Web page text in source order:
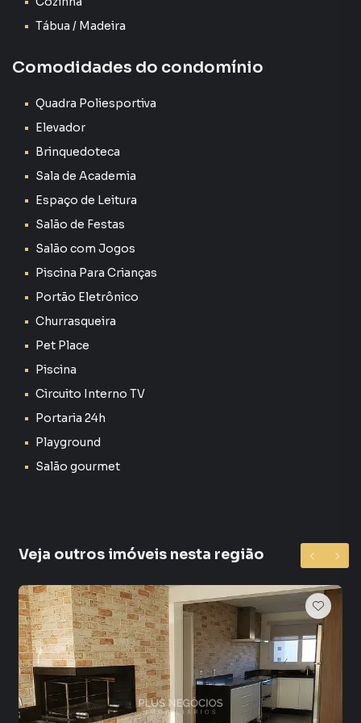
Playground e brinquedoteca
Salão de festas
Quadra poliesportiva
Gás encanado
Portaria 24 horas
Bairro com o metro quadrado mais valorizado da cidade
Próximo aos parques Campolim e Kasato Maru
Comércio, escolas, restaurantes e serviços a poucos
minutos
Ideal para famílias que valorizam qualidade de vida,
segurança e bem-estar
diferenciais que fazem a diferença no dia a dia. Perfeito
para quem busca exclusividade ou para quem deseja
Agende sua visita agora mesmo e venha se encantar
pessoalmente com esse imóvel único no Portal da Colina.
Apartamento para Venda em região valorizada do bairro
Jardim Judith, em Sorocaba. Não encontrou o que
Tábua / Madeira
Comodidades do condomínio
Quadra Poliesportiva
Elevador
Brinquedoteca
Sala de Academia
Espaço de Leitura
Salão de Festas
Salão com Jogos
Piscina Para Crianças
Portão Eletrônico
Churrasqueira
Pet Place
Piscina
Circuito Interno TV
Portaria 24h
Playground
Salão gourmet
Veja outros imóveis nesta região